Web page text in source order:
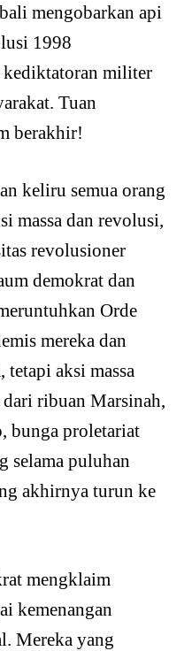
mengobarkan api
1998
militer
Tuan
berakhir!
keliru semua orang
massa dan revolusi,
revolusioner
demokrat dan
Orde
mereka dan
aksi massa
ribuan Marsinah,
bunga proletariat
selama puluhan
akhirnya turun ke
mengklaim
kemenangan
Mereka yang